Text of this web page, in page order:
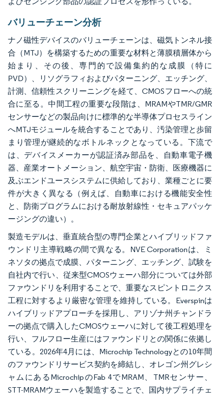
バリューチェーン分析
ナノ磁性デバイスのバリューチェーンは、磁気トンネル接
合（MTJ）を構築するための重要な材料と薄膜積層体から
始まり、その後、専門的で設備集約的な成膜（特に
PVD）、リソグラフィおよびパターニング、エッチング、
計測、信頼性スクリーニングを経て、CMOSフローへの統
合に至る。中間工程の重要な段階は、MRAMやTMR/GMR
センサーなどの製品向けに標準的な半導体プロセスライン
へMTJモジュールを統合することであり、汚染管理と歩留
まり管理が継続的なボトルネックとなっている。下流で
は、デバイスメーカーが認証済み部品を、自動車電子機
器、産業オートメーション、航空宇宙・防衛、医療機器に
及ぶエンドユースシステムに供給しており、業種ごとに要
件が大きく異なる（例えば、自動車における機能安全性
と、防衛プログラムにおける耐放射線性・セキュアパッケ
ージングの違い）。
製造モデルは、垂直統合型の専門企業とハイブリッドファ
ウンドリ主導戦略の間で異なる。NVE Corporationは、ミ
ネソタの拠点で成膜、パターニング、エッチング、試験を
自社内で行い、従来型CMOSウェーハ部分については外部
ファウンドリを利用することで、重要なスピントロニクス
工程に対するより厳密な管理を維持している。Everspinは
ハイブリッドアプローチを採用し、アリゾナ州チャンドラ
ーの拠点で購入したCMOSウェーハに対して後工程処理を
行い、フルフロー生産にはファウンドリとの関係に依拠し
ている。2026年4月には、Microchip Technologyとの10年間
のファウンドリサービス契約を締結し、オレゴン州グレシ
ャムにあるMicrochipのFab 4でMRAM、TMRセンサー、
STT-MRAMウェーハを製造することで、国内サプライチェ